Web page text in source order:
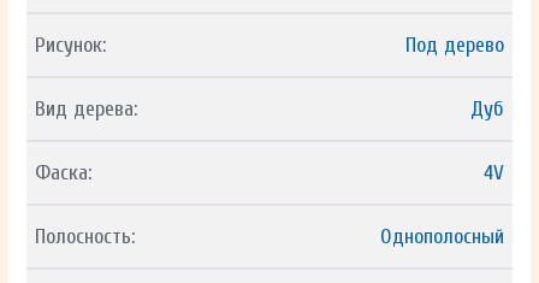
Рисунок: Под дерево
Вид дерева: Дуб
Фаска: 4V
Полосность: Однополосный